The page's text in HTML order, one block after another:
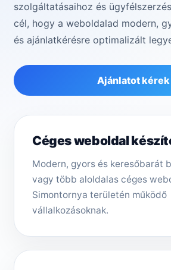
szolgáltatásaihoz és
cél, hogy a weboldalad modern,
és ajánlatkérésre optimalizált
Ajánlatot kérek
Céges weboldal
Modern, gyors és keresőbarát
vagy több aloldalas céges
Simontornya területén működő
vállalkozásoknak.